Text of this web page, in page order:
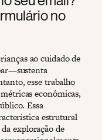
no
ao cuidado de
esse trabalho
econômicas,
Essa
estrutural
exploração de